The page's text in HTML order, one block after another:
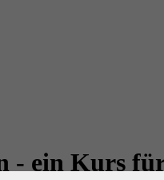
- ein Kurs